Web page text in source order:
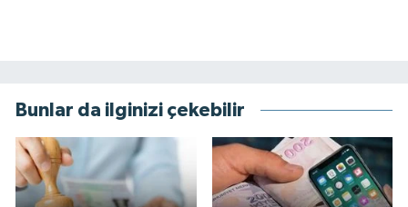
Bunlar da ilginizi çekebilir